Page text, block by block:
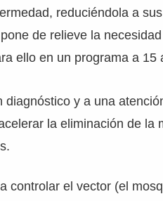
reduciéndola a
de relieve la
ello en un programa a 15
y a una
la eliminación de la
controlar el vector (el